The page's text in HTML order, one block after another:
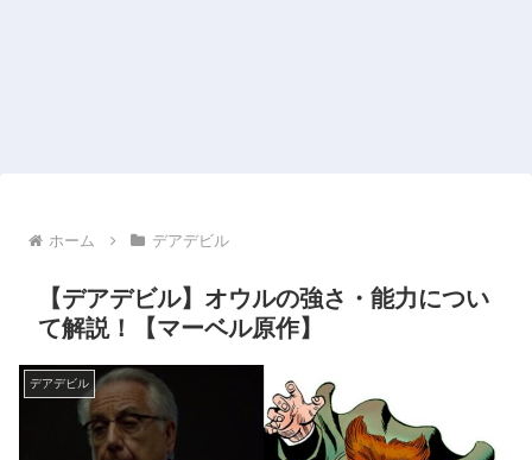
ホーム デアデビル
【デアデビル】オウルの強さ・能力につい
て解説！【マーベル原作】
デアデビル